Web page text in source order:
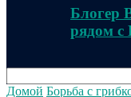
Блогер
рядом с
Домой Борьба с